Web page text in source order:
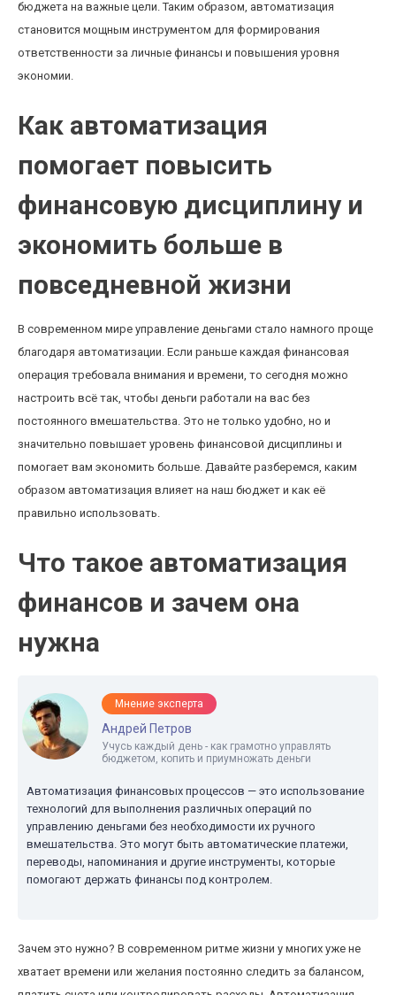
бюджета на важные цели. Таким образом, автоматизация
становится мощным инструментом для формирования
ответственности за личные финансы и повышения уровня
экономии.
Как автоматизация
помогает повысить
финансовую дисциплину и
экономить больше в
повседневной жизни
В современном мире управление деньгами стало намного проще
благодаря автоматизации. Если раньше каждая финансовая
операция требовала внимания и времени, то сегодня можно
настроить всё так, чтобы деньги работали на вас без
постоянного вмешательства. Это не только удобно, но и
значительно повышает уровень финансовой дисциплины и
помогает вам экономить больше. Давайте разберемся, каким
образом автоматизация влияет на наш бюджет и как её
правильно использовать.
Что такое автоматизация
финансов и зачем она
нужна
Мнение эксперта
Андрей Петров
Учусь каждый день - как грамотно управлять
бюджетом, копить и приумножать деньги
Автоматизация финансовых процессов — это использование
технологий для выполнения различных операций по
управлению деньгами без необходимости их ручного
вмешательства. Это могут быть автоматические платежи,
переводы, напоминания и другие инструменты, которые
помогают держать финансы под контролем.
Зачем это нужно? В современном ритме жизни у многих уже не
хватает времени или желания постоянно следить за балансом,